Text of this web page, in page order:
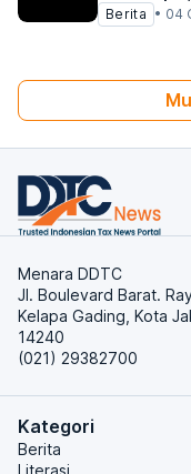
Berita • 04
Menara DDTC
Jl. Boulevard Barat.
Kelapa Gading, Kota
14240
(021) 29382700
Kategori
Berita